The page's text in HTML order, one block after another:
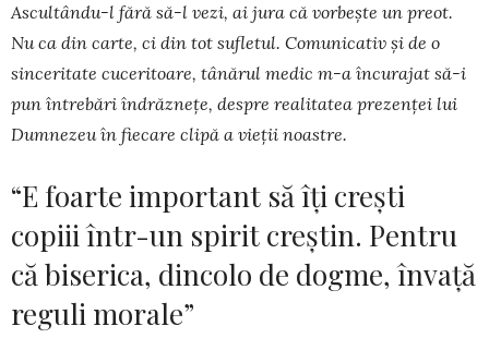
Ascultându-l fără să-l vezi, ai jura că vorbește un preot.
Nu ca din carte, ci din tot sufletul. Comunicativ și de o
sinceritate cuceritoare, tânărul medic m-a încurajat să-i
pun întrebări îndrăznețe, despre realitatea prezenței lui
Dumnezeu în fiecare clipă a vieții noastre.
“E foarte important să îți crești
copiii într-un spirit creștin. Pentru
că biserica, dincolo de dogme, învață
reguli morale”